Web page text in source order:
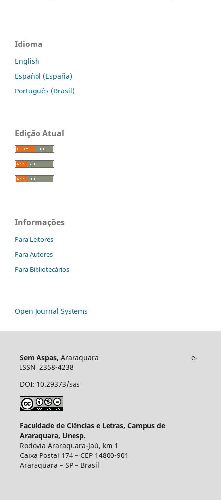
Idioma
English
Español (España)
Português (Brasil)
Edição Atual
Informações
Para Leitores
Para Autores
Para Bibliotecários
Open Journal Systems
Sem Aspas, Araraquara e-
ISSN 2358-4238
DOI: 10.29373/sas
Faculdade de Ciências e Letras, Campus de
Araraquara, Unesp.
Rodovia Araraquara-Jaú, km 1
Caixa Postal 174 – CEP 14800-901
Araraquara – SP – Brasil